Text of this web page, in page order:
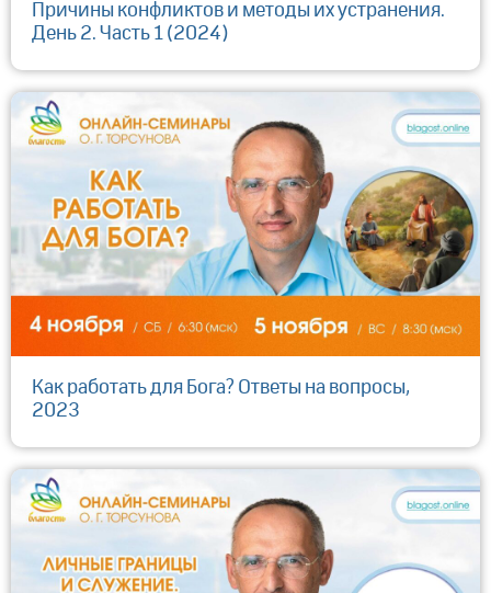
Причины конфликтов и методы их устранения.
День 2. Часть 1 (2024)
Как работать для Бога? Ответы на вопросы,
2023